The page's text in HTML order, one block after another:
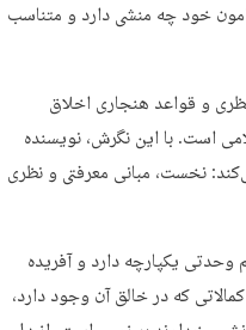
خود چه منشی دارد و متناسب
و قواعد هنجاری اخلاق
است. با این نگرش، نویسنده
نخست، مبانی معرفتی و نظری
یکپارچه دارد و آفریده
که در خالق آن وجود دارد،